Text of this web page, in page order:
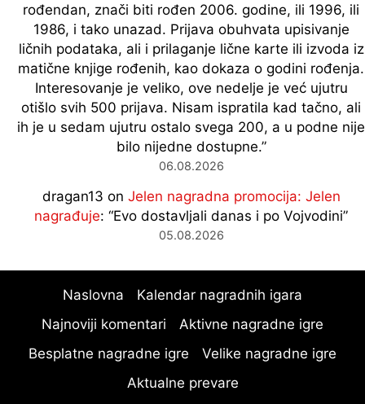
rođendan, znači biti rođen 2006. godine, ili 1996, ili
1986, i tako unazad. Prijava obuhvata upisivanje
ličnih podataka, ali i prilaganje lične karte ili izvoda iz
matične knjige rođenih, kao dokaza o godini rođenja.
Interesovanje je veliko, ove nedelje je već ujutru
otišlo svih 500 prijava. Nisam ispratila kad tačno, ali
ih je u sedam ujutru ostalo svega 200, a u podne nije
bilo nijedne dostupne.”
06.08.2026
dragan13 on Jelen nagradna promocija: Jelen
nagrađuje: “Evo dostavljali danas i po Vojvodini”
05.08.2026
Naslovna
Kalendar nagradnih igara
Najnoviji komentari
Aktivne nagradne igre
Besplatne nagradne igre
Velike nagradne igre
Aktualne prevare